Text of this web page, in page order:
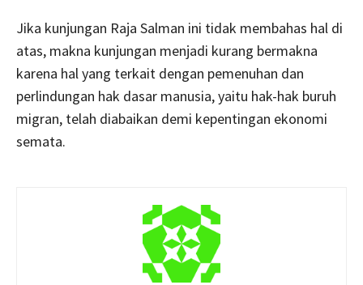
Jika kunjungan Raja Salman ini tidak membahas hal di
atas, makna kunjungan menjadi kurang bermakna
karena hal yang terkait dengan pemenuhan dan
perlindungan hak dasar manusia, yaitu hak-hak buruh
migran, telah diabaikan demi kepentingan ekonomi
semata.